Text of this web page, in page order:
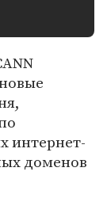
интернет-
доменов